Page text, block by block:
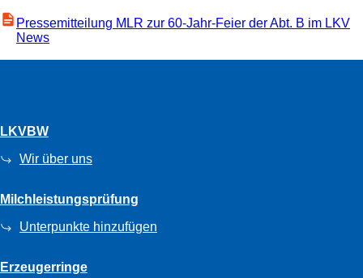
Pressemitteilung MLR zur 60-Jahr-Feier der Abt. B im LKV
News
LKVBW
Wir über uns
Milchleistungsprüfung
Unterpunkte hinzufügen
Erzeugerringe